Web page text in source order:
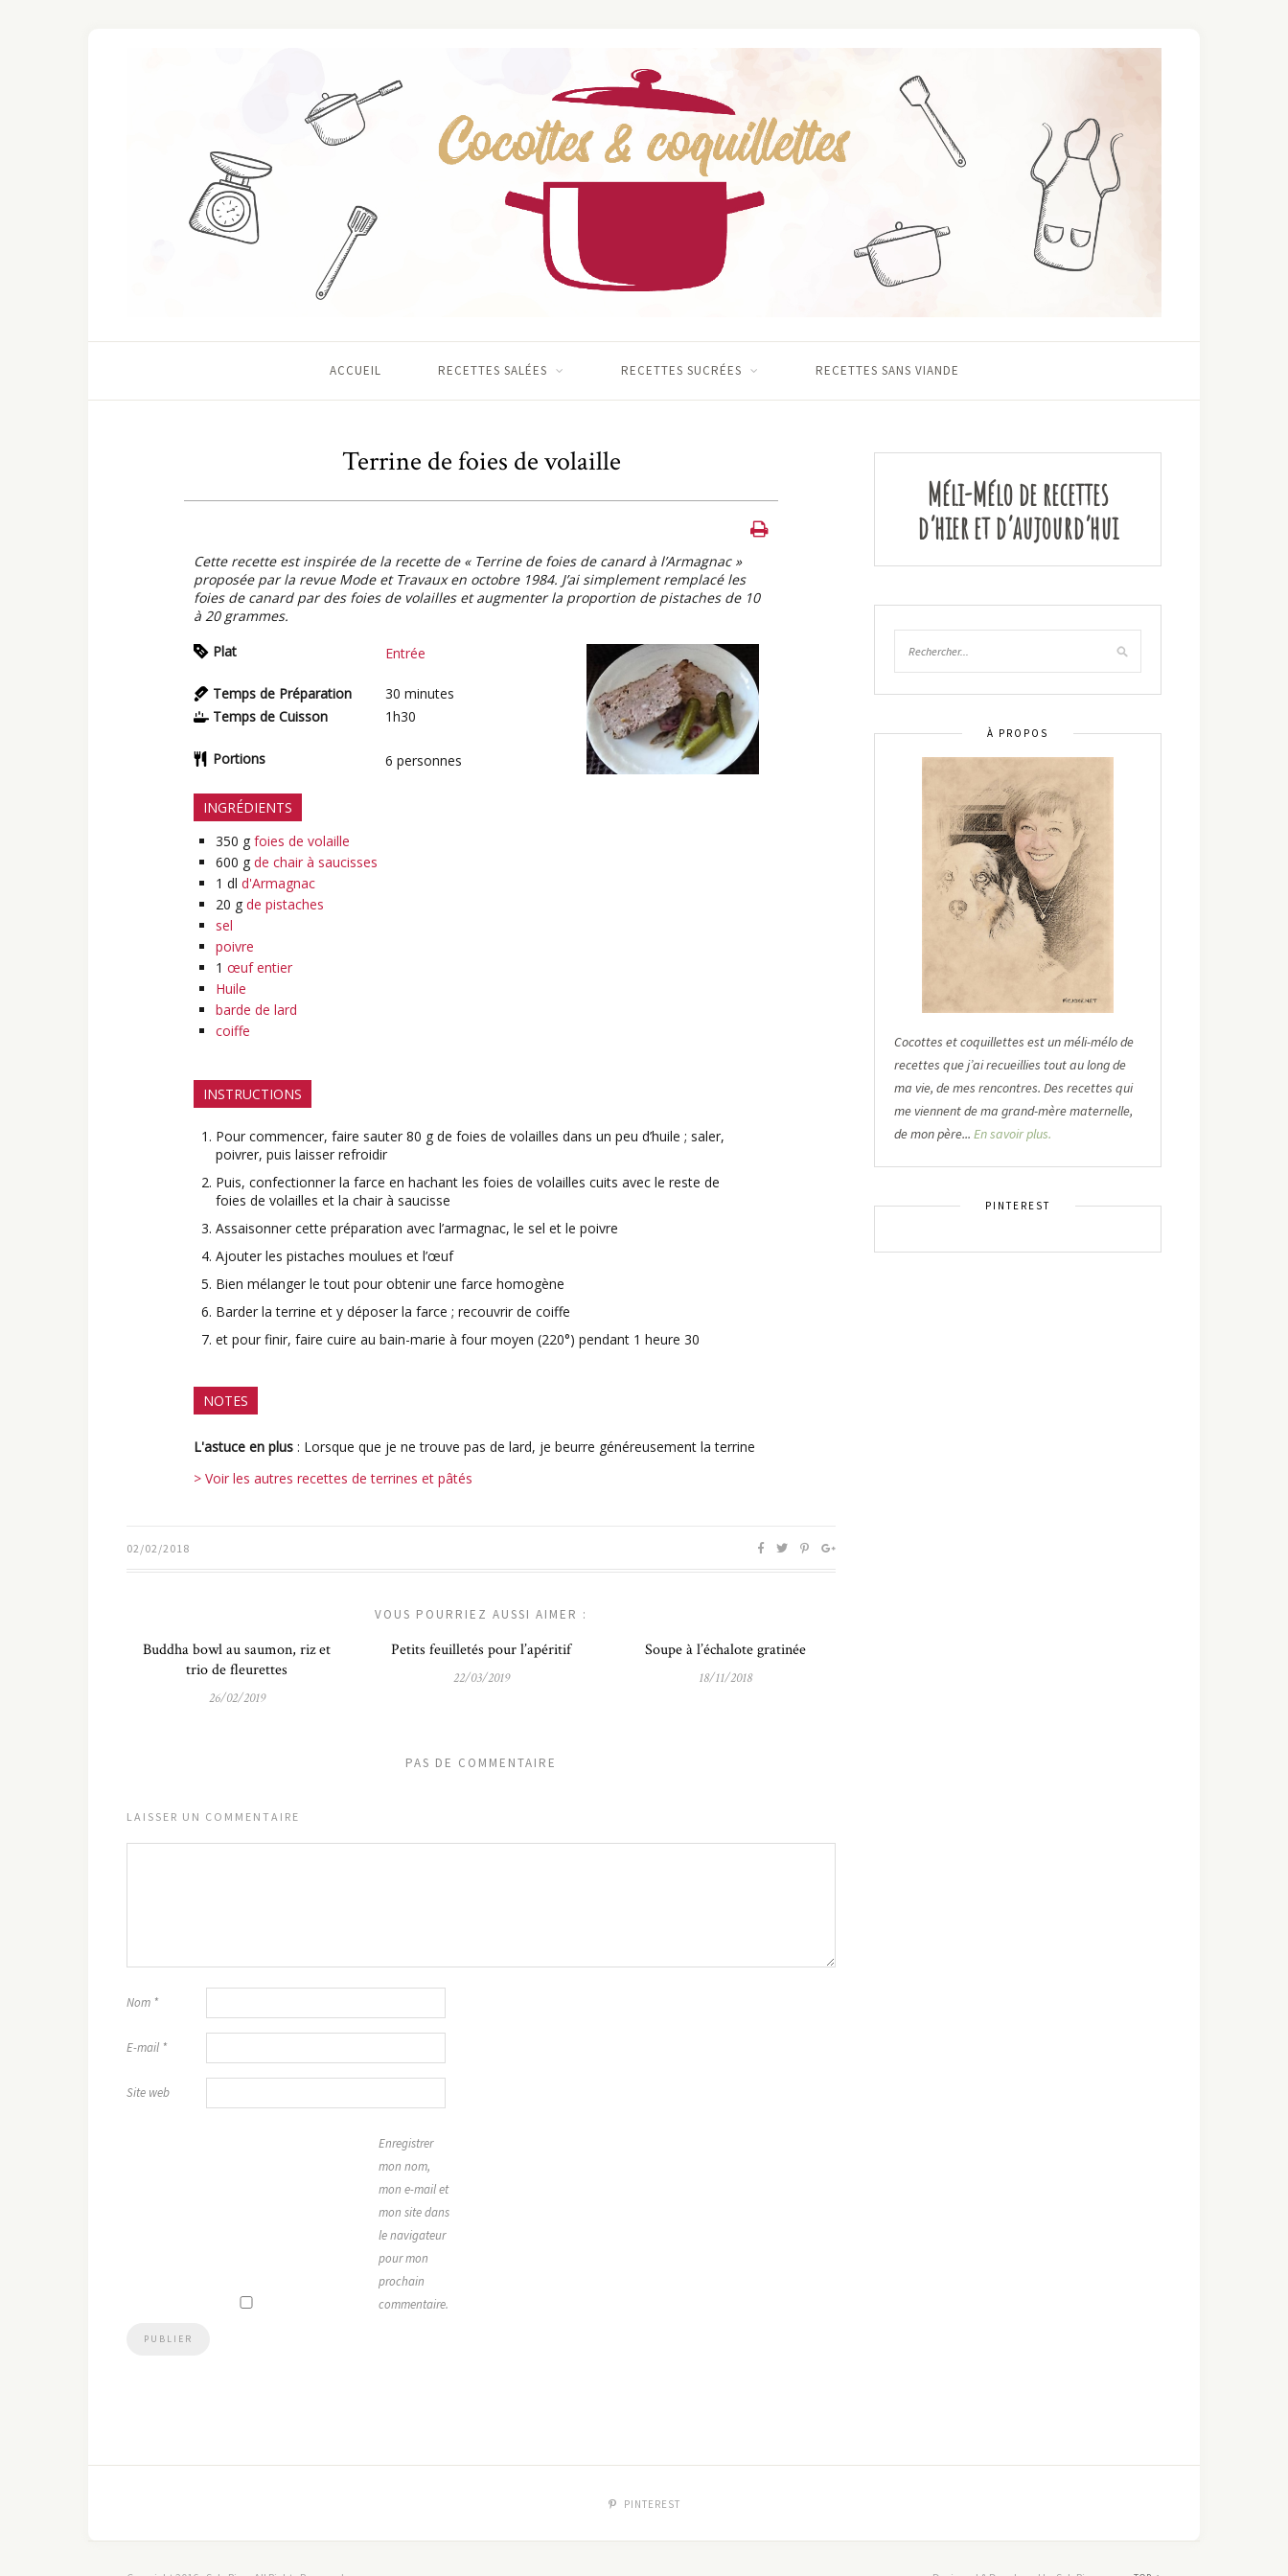
ACCUEIL RECETTES SALÉES RECETTES SUCRÉES RECETTES SANS VIANDE
Terrine de foies de volaille
Cette recette est inspirée de la recette de « Terrine de foies de canard à l’Armagnac »
proposée par la revue Mode et Travaux en octobre 1984. J’ai simplement remplacé les
foies de canard par des foies de volailles et augmenter la proportion de pistaches de 10
à 20 grammes.
Plat
Entrée
Temps de Préparation 30 minutes
Temps de Cuisson
1h30
Portions 6 personnes
INGRÉDIENTS
350 g foies de volaille
600 g de chair à saucisses
1 dl d'Armagnac
20 g de pistaches
sel
poivre
1 œuf entier
Huile
barde de lard
coiffe
INSTRUCTIONS
Pour commencer, faire sauter 80 g de foies de volailles dans un peu d’huile ; saler,
poivrer, puis laisser refroidir
Puis, confectionner la farce en hachant les foies de volailles cuits avec le reste de
foies de volailles et la chair à saucisse
Assaisonner cette préparation avec l’armagnac, le sel et le poivre
Ajouter les pistaches moulues et l’œuf
Bien mélanger le tout pour obtenir une farce homogène
Barder la terrine et y déposer la farce ; recouvrir de coiffe
et pour finir, faire cuire au bain-marie à four moyen (220°) pendant 1 heure 30
NOTES
L'astuce en plus : Lorsque que je ne trouve pas de lard, je beurre généreusement la terrine
> Voir les autres recettes de terrines et pâtés
02/02/2018
VOUS POURRIEZ AUSSI AIMER :
Buddha bowl au saumon, riz et
trio de fleurettes
26/02/2019
Petits feuilletés pour l’apéritif
22/03/2019
Soupe à l’échalote gratinée
18/11/2018
PAS DE COMMENTAIRE
LAISSER UN COMMENTAIRE
Nom *
E-mail *
Site web
Enregistrer
mon nom,
mon e-mail et
mon site dans
le navigateur
pour mon
prochain
commentaire.
Méli-Mélo de recettes
d’hier et d’aujourd’hui
À PROPOS
Cocottes et coquillettes est un méli-mélo de
recettes que j’ai recueillies tout au long de
ma vie, de mes rencontres. Des recettes qui
me viennent de ma grand-mère maternelle,
de mon père... En savoir plus.
PINTEREST
PINTEREST